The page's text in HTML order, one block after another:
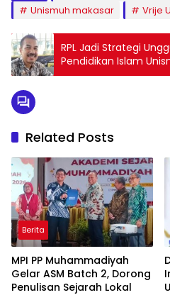
Unismuh makasar
Vrije
RPL Jadi Strategi
Pendidikan Islam
Peminat
Related Posts
Berita
MPI PP Muhammadiyah
Gelar ASM Batch 2, Dorong
Penulisan Sejarah Lokal